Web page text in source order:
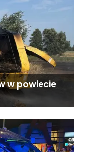
w powiecie